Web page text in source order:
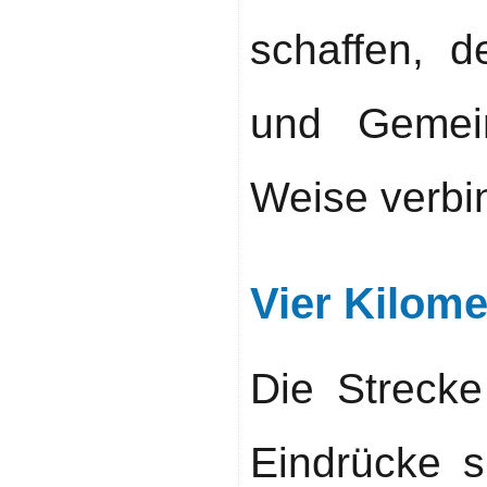
schaffen,
und
Weise
Vier
Die
Eindrücke